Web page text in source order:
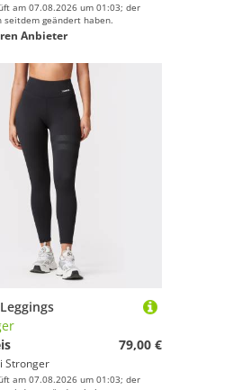
am 07.08.2026 um 01:03; der
seitdem geändert haben.
Anbieter
79,00 €
Stronger
am 07.08.2026 um 01:03; der